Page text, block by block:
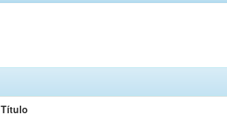
Título